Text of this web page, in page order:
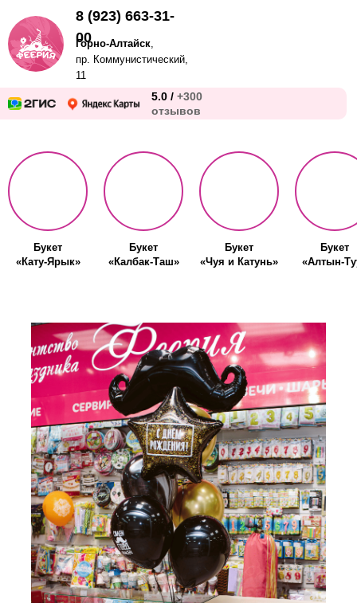
5.0 / +300
отзывов
Горно-Алтайск,
пр. Коммунистический,
11
8 (923) 663-31-
00
Букет
«Кату-Ярык»
Букет
«Калбак-Таш»
Букет
«Чуя и Катунь»
Букет
«Алтын-